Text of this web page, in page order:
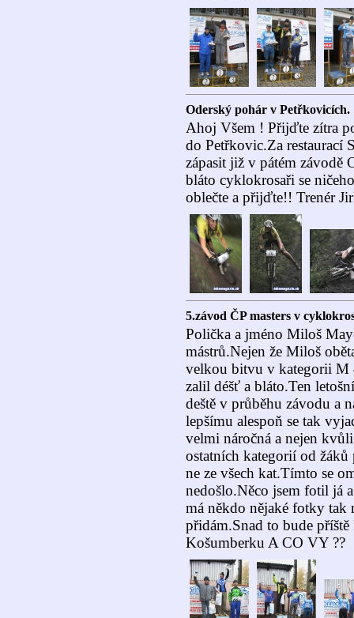
Oderský pohár v Petřkovicích.
Ahoj Všem ! Přijďte zítra
do Petřkovic.Za restaurací
zápasit již v pátém závodě
bláto cyklokrosaři se
oblečte a přijďte!! Trenér
5.závod ČP masters v
Polička a jméno Miloš
mástrů.Nejen že Miloš
velkou bitvu v kategorii
zalil déšť a bláto.Ten
deště v průběhu závodu a
lepšímu alespoň se tak
velmi náročná a nejen
ostatních kategorií od
ne ze všech kat.Tímto se
nedošlo.Něco jsem fotil já
má někdo nějaké fotky tak
přidám.Snad to bude
Košumberku A CO VY ??